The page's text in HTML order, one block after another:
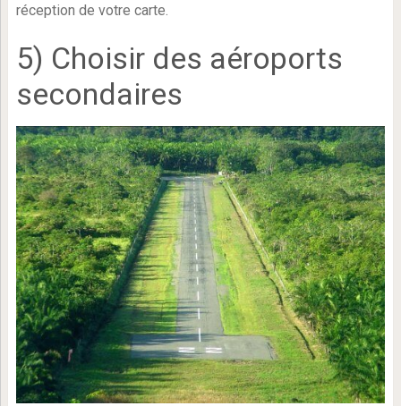
réception de votre carte.
5) Choisir des aéroports
secondaires